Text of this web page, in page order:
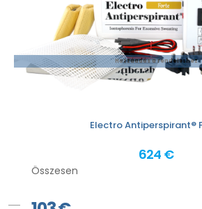
Hozzáadás a rendeléshez
Electro Antiperspirant®
624 €
Összesen